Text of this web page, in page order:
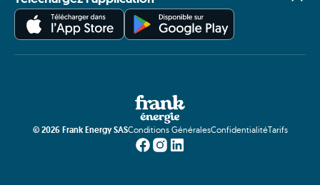
©2026 Frank Energy SASConditions GénéralesConfidentialitéTarifs